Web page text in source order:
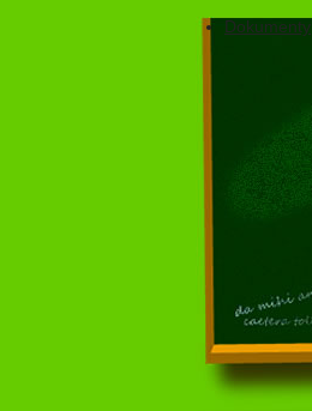
Dokumenty